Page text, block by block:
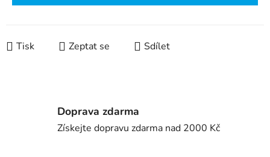
Tisk Zeptat se Sdílet
Doprava zdarma
Získejte dopravu zdarma nad 2000 Kč